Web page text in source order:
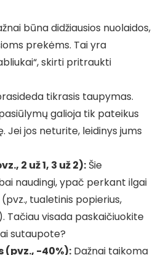
būna didžiausios nuolaidos,
prekėms. Tai yra
skirti pritraukti
tikrasis taupymas.
galioja tik pateikus
Jei jos neturite, leidinys jums
2 už 1, 3 už 2): Šie
naudingi, ypač perkant ilgai
tualetinis popierius,
Tačiau visada paskaičiuokite
sutaupote?
(pvz., -40%): Dažnai taikoma